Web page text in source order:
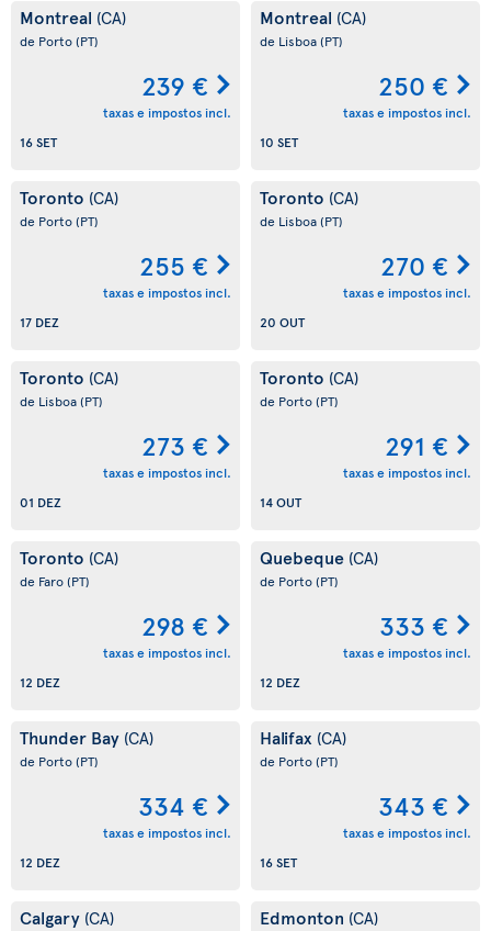
Montreal (CA)
de Porto(PT)
239 €
taxas e impostos incl.
16 SET
Montreal (CA)
de Lisboa(PT)
250 €
taxas e impostos incl.
10 SET
Toronto (CA)
de Porto(PT)
255 €
taxas e impostos incl.
17 DEZ
Toronto (CA)
de Lisboa(PT)
270 €
taxas e impostos incl.
20 OUT
Toronto (CA)
de Lisboa(PT)
273 €
taxas e impostos incl.
01 DEZ
Toronto (CA)
de Porto(PT)
291 €
taxas e impostos incl.
14 OUT
Toronto (CA)
de Faro(PT)
298 €
taxas e impostos incl.
12 DEZ
Quebeque (CA)
de Porto(PT)
333 €
taxas e impostos incl.
12 DEZ
Thunder Bay (CA)
de Porto(PT)
334 €
taxas e impostos incl.
12 DEZ
Halifax (CA)
de Porto(PT)
343 €
taxas e impostos incl.
16 SET
Calgary (CA) Edmonton (CA)